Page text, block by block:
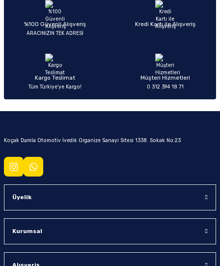
%100 Güvenli Alışveriş
ARACINIZIN TEK ADRESİ
Kredi Kartı ile Alışveriş
Kargo Teslimat
Tüm Türkiye’ye Kargo!
Müşteri Hizmetleri
0 312 394 18 71
Koçak Damla Otomotiv İvedik Organize Sanayi Sitesi 1338. Sokak No:23
Üyelik
Kurumsal